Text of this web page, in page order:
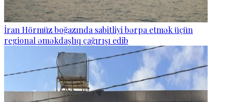
İran Hörmüz boğazında sabitliyi bərpa etmək üçün
regional əməkdaşlıq çağırışı edib